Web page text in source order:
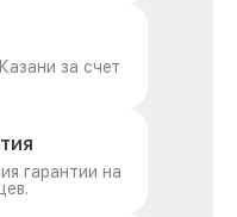
за счет
гарантии на